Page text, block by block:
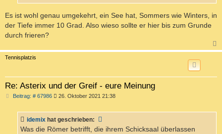
Es ist wohl genau umgekehrt, ein See hat, Sommers wie Winters, in
der Tiefe immer 10 Grad. Also wieso sollte er hier bis zum Grunde
durch frieren?
a
Tennisplatzis
Re: Asterix und der Greif - eure Meinung
Beitrag: # 67986B
r
a
26. Oktober 2021 21:38
idemix hat geschrieben:
Was die Römer betrifft, die ihrem Schicksaal überlassen